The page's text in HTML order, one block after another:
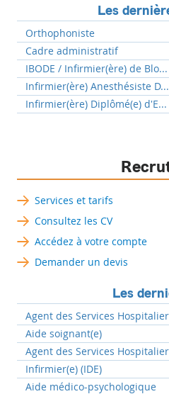
Les
Orthophoniste
Cadre administratif
IBODE / Infirmier(ère) de Blo...
Infirmier(ère) Anesthésiste D...
Infirmier(ère) Diplômé(e) d'E...
Services et tarifs
Consultez les CV
Accédez à votre compte
Demander un devis
Les
Agent des Services
Aide soignant(e)
Agent des Services
Infirmier(e) (IDE)
Aide médico-psychologique